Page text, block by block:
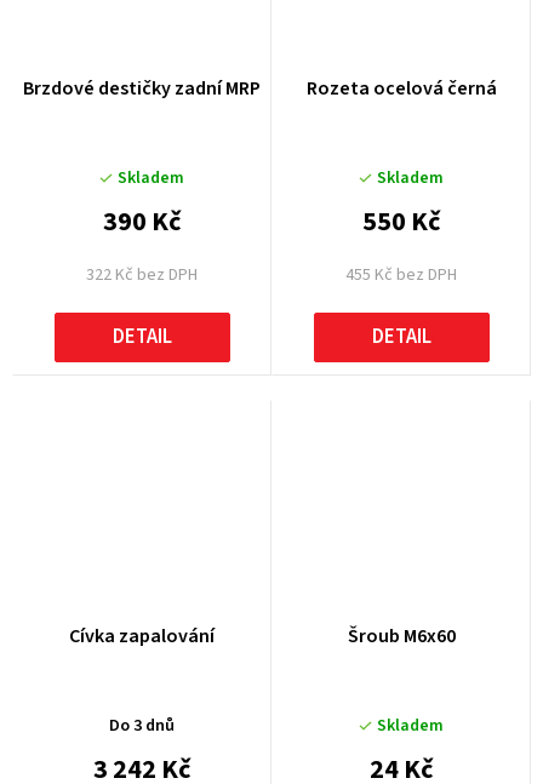
Brzdové destičky zadní MRP
Skladem
322 Kč bez DPH
390 Kč
DETAIL
Rozeta ocelová černá
Skladem
455 Kč bez DPH
550 Kč
DETAIL
Cívka zapalování
Do 3 dnů
3 242 Kč
Šroub M6x60
Skladem
24 Kč